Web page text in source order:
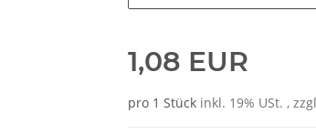
1,08 EUR
pro 1 Stück inkl. 19% USt. ,